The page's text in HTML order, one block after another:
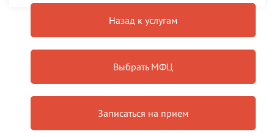
Назад к услугам
Выбрать МФЦ
Записаться на прием